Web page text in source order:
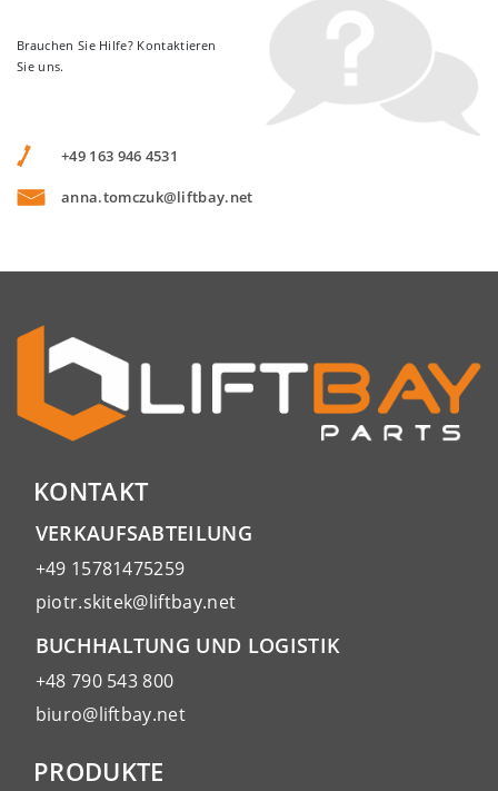
Brauchen Sie Hilfe? Kontaktieren
Sie uns.
+49 163 946 4531
anna.tomczuk@liftbay.net
KONTAKT
VERKAUFSABTEILUNG
+49 15781475259
piotr.skitek@liftbay.net
BUCHHALTUNG UND LOGISTIK
+48 790 543 800
biuro@liftbay.net
PRODUKTE